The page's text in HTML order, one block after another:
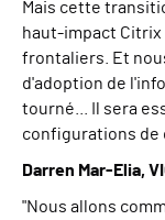
Mais cette
haut-impact Citrix
frontaliers. Et
d'adoption de
tourné... Il sera
configurations de
Darren Mar-Elia,
"Nous allons